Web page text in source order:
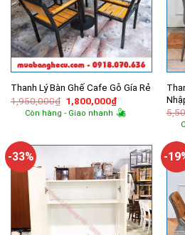
Thanh Lý Bàn Ghế Cafe Gỗ Gía Rẻ
1,950,000₫ Giá
gốc
là:
1,800,000₫Giá
hiện
tại
Còn hàng - Giao nhanh
-33% -